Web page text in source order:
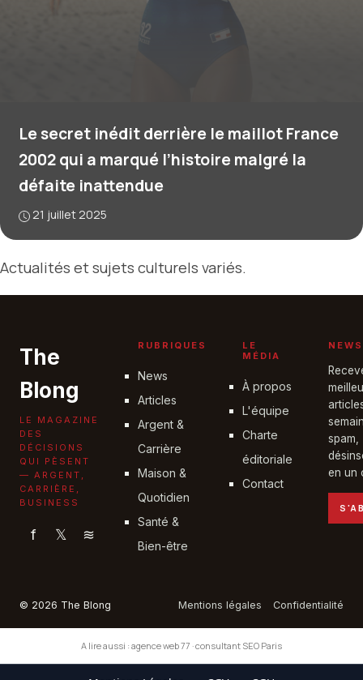
Le secret inédit derrière le maillot France
2002 qui a marqué l’histoire malgré la
défaite inattendue
21 juillet 2025
Actualités et sujets culturels variés.
The
Blong
LE MAGAZINE
DES
DÉCISIONS
QUI PÈSENT
— ARGENT,
CARRIÈRE,
BUSINESS
f 𝕏 ≋
RUBRIQUES
News
Articles
Argent &
Carrière
Maison &
Quotidien
Santé &
Bien-être
LE
MÉDIA
À propos
L'équipe
Charte
éditoriale
Contact
spam,
en un
© 2026 The Blong Mentions légales Confidentialité
A lire aussi : agence web 77 ·consultant SEO Paris